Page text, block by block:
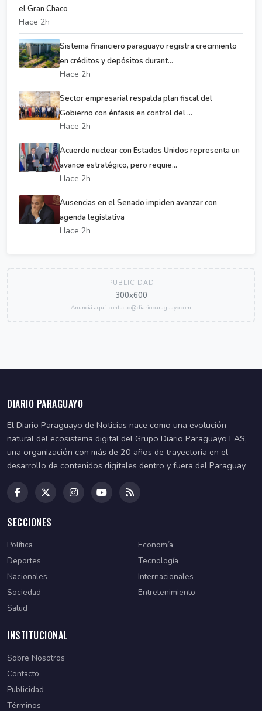
el Gran Chaco
Hace 2h
Sistema financiero paraguayo registra crecimiento
en créditos y depósitos durant...
Hace 2h
Sector empresarial respalda plan fiscal del
Gobierno con énfasis en control del ...
Hace 2h
Acuerdo nuclear con Estados Unidos representa un
avance estratégico, pero requie...
Hace 2h
Ausencias en el Senado impiden avanzar con
agenda legislativa
Hace 2h
PUBLICIDAD
300x600
Anunciá aquí: contacto@diarioparaguayo.com
DIARIO PARAGUAYO
El Diario Paraguayo de Noticias nace como una evolución
natural del ecosistema digital del Grupo Diario Paraguayo EAS,
una organización con más de 20 años de trayectoria en el
desarrollo de contenidos digitales dentro y fuera del Paraguay.
SECCIONES
Política
Economía
Deportes
Tecnología
Nacionales
Internacionales
Sociedad
Entretenimiento
Salud
INSTITUCIONAL
Sobre Nosotros
Contacto
Publicidad
Términos